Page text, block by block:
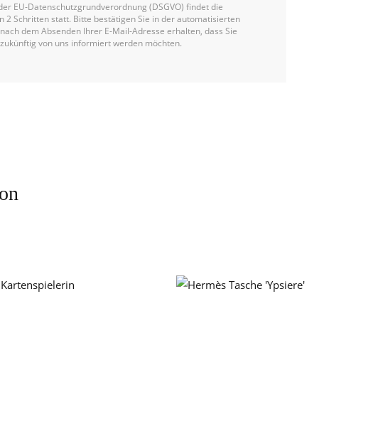
EU-Datenschutzgrundverordnung (DSGVO) findet die
2 Schritten statt. Bitte bestätigen Sie in der automatisierten
dem Absenden Ihrer E-Mail-Adresse erhalten, dass Sie
zukünftig von uns informiert werden möchten.